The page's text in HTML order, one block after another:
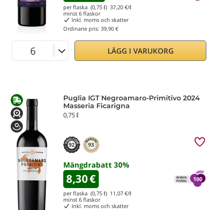
per flaska (0,75 ℓ) 37,20 €/ℓ
minst 6 flaskor
Inkl. moms och skatter
Ordinarie pris: 39,90 €
LÄGG I VARUKORG
Puglia IGT Negroamaro-Primitivo 2024
Masseria Ficarigna
0,75 ℓ
92 93
Mängdrabatt 30%
8,30€
per flaska (0,75 ℓ) 11,07 €/ℓ
minst 6 flaskor
Inkl. moms och skatter